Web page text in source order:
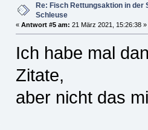
Re: Fisch Rettungsaktion in der
Schleuse
«Antwort #5 am: 21 März 2021, 15:26:38 »
Ich habe mal
Zitate,
aber nicht das